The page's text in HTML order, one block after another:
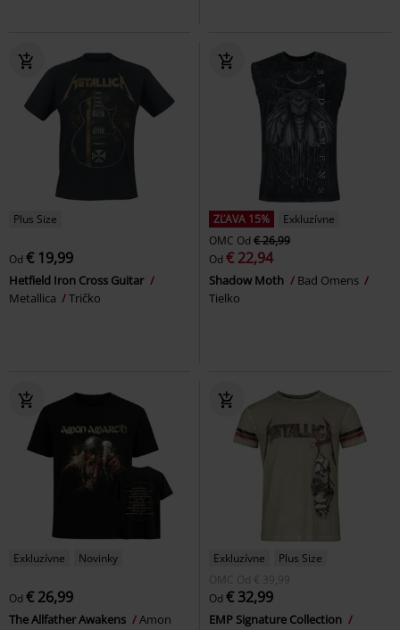
Plus Size
Od € 19,99
Hetfield Iron Cross Guitar
Metallica
Tričko
ZĽAVA 15%
Exkluzívne
OMC Od € 26,99
Od € 22,94
Shadow Moth
Bad Omens
Tielko
Exkluzívne Novinky
Od € 26,99
The Allfather Awakens
Amon
Exkluzívne
Plus Size
OMC Od € 39,99
Od € 32,99
EMP Signature Collection